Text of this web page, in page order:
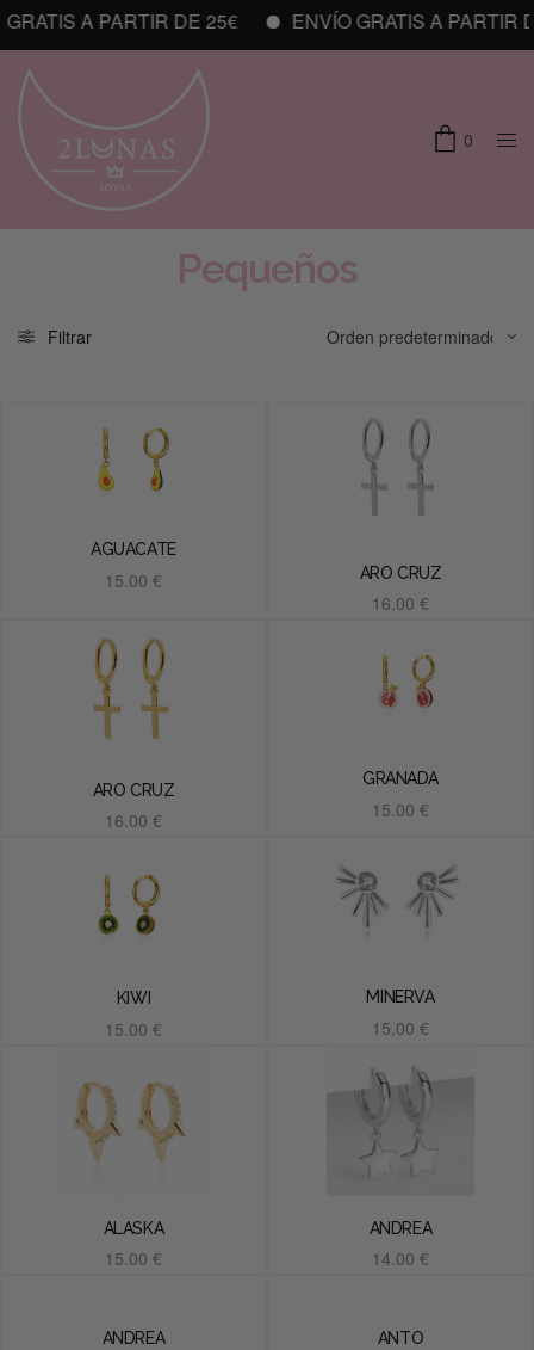
A PARTIR DE 25€ ENVÍO GRATIS A PARTIR DE
0
Pequeños
Filtrar
AGUACATE
15.00 €
ARO CRUZ
16.00 €
ARO CRUZ
16.00 €
GRANADA
15.00 €
KIWI
15.00 €
MINERVA
15.00 €
ALASKA
15.00 €
ANDREA
14.00 €
ANDREA ANTO